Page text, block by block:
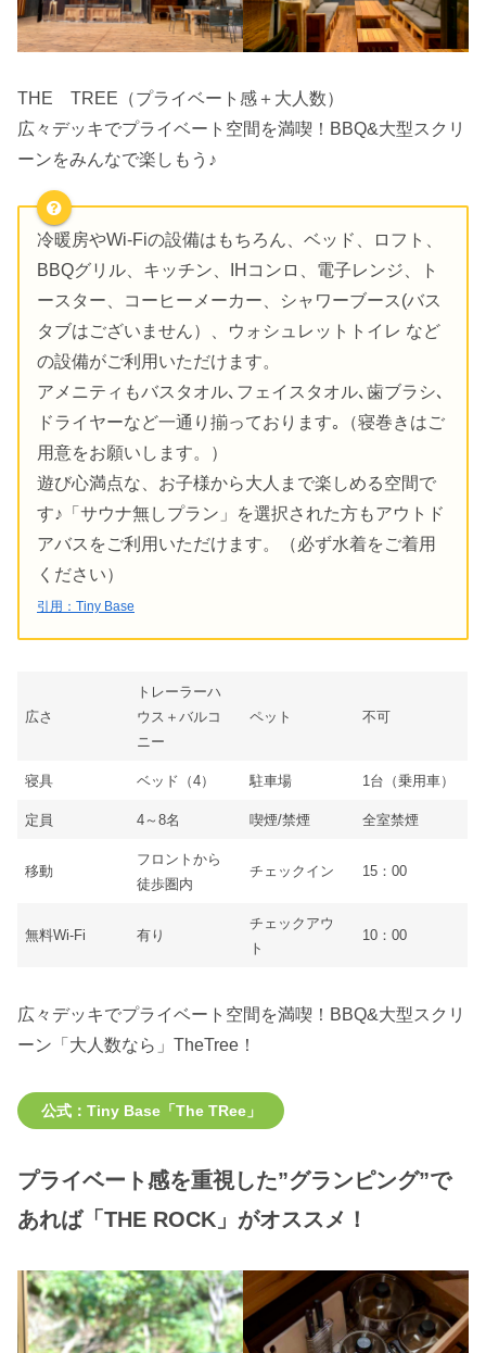
THE TREE（プライベート感＋大人数）
広々デッキでプライベート空間を満喫！BBQ&大型スクリ
ーンをみんなで楽しもう♪
冷暖房やWi-Fiの設備はもちろん、ベッド、ロフト、
BBQグリル、キッチン、IHコンロ、電子レンジ、ト
ースター、コーヒーメーカー、シャワーブース(バス
タブはございません）、ウォシュレットトイレ など
の設備がご利用いただけます。
アメニティもバスタオル､フェイスタオル､歯ブラシ､
ドライヤーなど一通り揃っております｡（寝巻きはご
用意をお願いします。）
遊び心満点な、お子様から大人まで楽しめる空間で
す♪「サウナ無しプラン」を選択された方もアウトド
アバスをご利用いただけます。（必ず水着をご着用
ください）
引用：Tiny Base
広さ
トレーラーハ
ウス＋バルコ
ニー
ペット 不可
寝具 ベッド（4） 駐車場 1台（乗用車）
定員 4～8名 喫煙/禁煙 全室禁煙
移動
フロントから
徒歩圏内
チェックイン 15：00
無料Wi-Fi 有り
チェックアウ
ト
10：00
広々デッキでプライベート空間を満喫！BBQ&大型スクリ
ーン「大人数なら」TheTree！
公式：Tiny Base「The TRee」
プライベート感を重視した”グランピング”で
あれば「THE ROCK」がオススメ！